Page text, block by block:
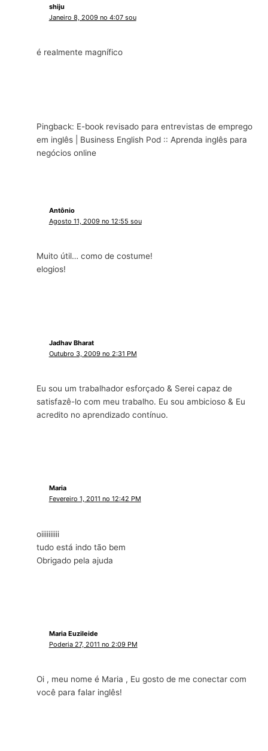
shiju
Janeiro 8, 2009 no 4:07 sou
é realmente magnífico
Pingback: E-book revisado para entrevistas de emprego
em inglês | Business English Pod :: Aprenda inglês para
negócios online
Antônio
Agosto 11, 2009 no 12:55 sou
Muito útil… como de costume!
elogios!
Jadhav Bharat
Outubro 3, 2009 no 2:31 PM
Eu sou um trabalhador esforçado & Serei capaz de
satisfazê-lo com meu trabalho. Eu sou ambicioso & Eu
acredito no aprendizado contínuo.
Maria
Fevereiro 1, 2011 no 12:42 PM
oiiiiiiiiii
tudo está indo tão bem
Obrigado pela ajuda
Maria Euzileide
Poderia 27, 2011 no 2:09 PM
Oi , meu nome é Maria , Eu gosto de me conectar com
você para falar inglês!